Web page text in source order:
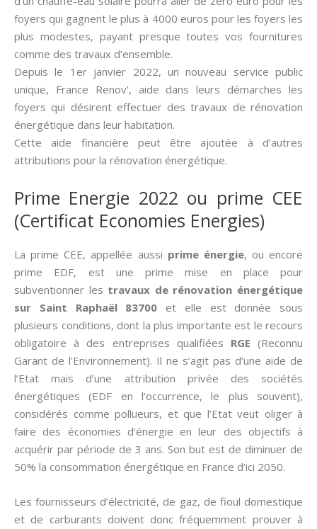
foyers qui gagnent le plus à 4000 euros pour les foyers les
plus modestes, payant presque toutes vos fournitures
comme des travaux d’ensemble.
Depuis le 1er janvier 2022, un nouveau service public
unique, France Renov’, aide dans leurs démarches les
foyers qui désirent effectuer des travaux de rénovation
énergétique dans leur habitation.
Cette aide financière peut être ajoutée à d’autres
attributions pour la rénovation énergétique.
Prime Energie 2022 ou prime CEE
(Certificat Economies Energies)
La prime CEE, appellée aussi­ prime énergie, ou encore
prime EDF, est une prime mise en place pour
subventionner les travaux de rénovation énergétique
sur Saint Raphaël 83700 et elle est donnée sous
plusieurs conditions, dont la plus importante est le recours
obligatoire à des entreprises qualifiées RGE (Reconnu
Garant de l’Environnement). Il ne s’agit pas d’une aide de
l’Etat mais d’une attribution privée des sociétés
énergétiques (EDF en l’occurrence, le plus souvent),
considérés comme pollueurs, et que l’Etat veut oliger à
faire des économies d’énergie en leur des objectifs à
acquérir par période de 3 ans. Son but est de diminuer de
50% la consommation énergétique en France d’ici 2050.
Les fournisseurs d’électricité, de gaz, de fioul domestique
et de carburants doivent donc fréquemment prouver à